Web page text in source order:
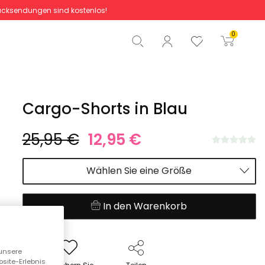
sind kostenlos!
0
Gesamtbetrag 0,00 €
Start der Bestellung
Cargo-Shorts in Blau
25,95 € 12,95 €
Wählen Sie eine Größe
In den Warenkorb
Erlebnis